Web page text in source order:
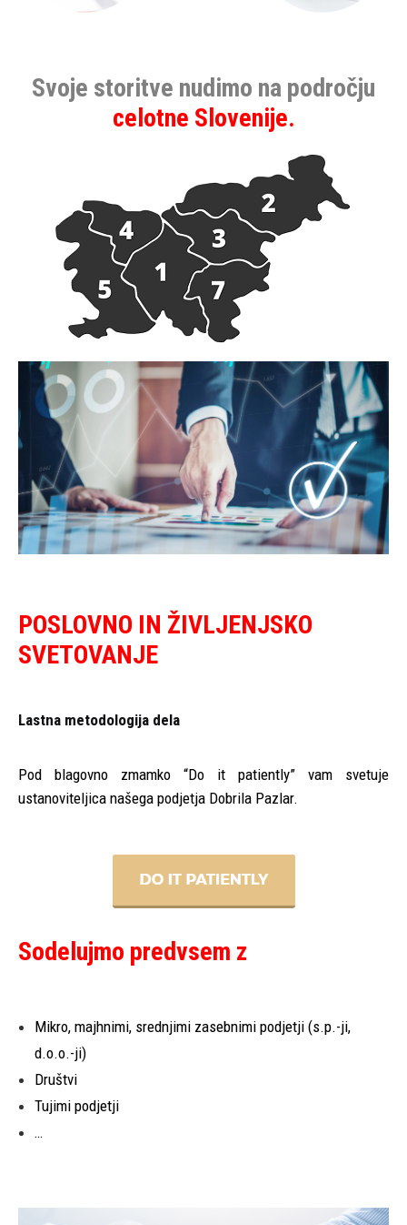
Svoje storitve nudimo na področju
celotne Slovenije.
POSLOVNO IN ŽIVLJENJSKO
SVETOVANJE
Lastna metodologija dela
Pod blagovno zmamko “Do it patiently” vam svetuje
ustanoviteljica našega podjetja Dobrila Pazlar.
Sodelujmo predvsem z
Mikro, majhnimi, srednjimi zasebnimi podjetji (s.p.-ji,
d.o.o.-ji)
Društvi
Tujimi podjetji
…